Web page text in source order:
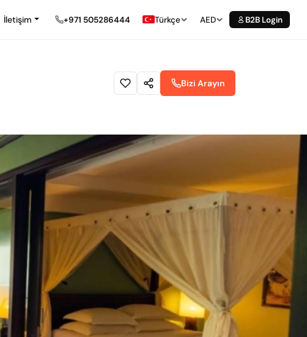
İletişim +971 505286444 Türkçe AED B2B Login
Bizi Arayın